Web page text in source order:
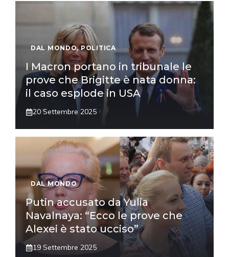
DAL MONDO,POLITICA
I Macron portano in tribunale le
prove che Brigitte è nata donna:
il caso esplode in USA
20 Settembre 2025
DAL MONDO
Putin accusato da Yulia
Navalnaya: “Ecco le prove che
Alexei è stato ucciso”
19 Settembre 2025